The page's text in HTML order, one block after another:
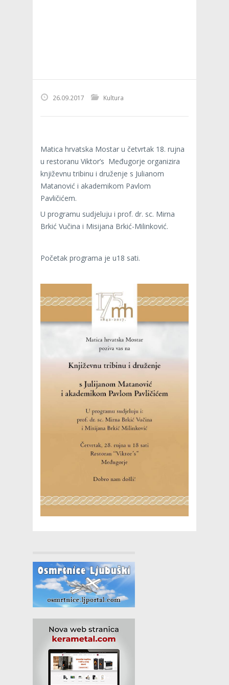
26.09.2017 Kultura
Matica hrvatska Mostar u četvrtak 18. rujna
u restoranu Viktor’s Međugorje organizira
književnu tribinu i druženje s Julianom
Matanović i akademikom Pavlom
Pavličićem.
U programu sudjeluju i prof. dr. sc. Mirna
Brkić Vučina i Misijana Brkić-Milinković.
Početak programa je u18 sati.